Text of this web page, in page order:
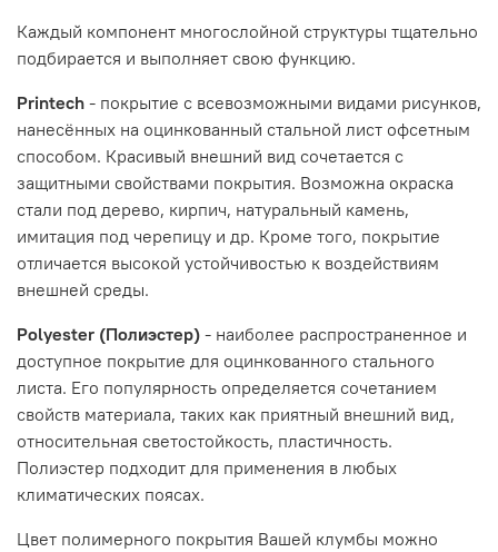
Каждый компонент многослойной структуры тщательно
подбирается и выполняет свою функцию.
Printech - покрытие с всевозможными видами рисунков,
нанесённых на оцинкованный стальной лист офсетным
способом. Красивый внешний вид сочетается с
защитными свойствами покрытия. Возможна окраска
стали под дерево, кирпич, натуральный камень,
имитация под черепицу и др. Кроме того, покрытие
отличается высокой устойчивостью к воздействиям
внешней среды.
Polyester (Полиэстер) - наиболее распространенное и
доступное покрытие для оцинкованного стального
листа. Его популярность определяется сочетанием
свойств материала, таких как приятный внешний вид,
относительная светостойкость, пластичность.
Полиэстер подходит для применения в любых
климатических поясах.
Цвет полимерного покрытия Вашей клумбы можно